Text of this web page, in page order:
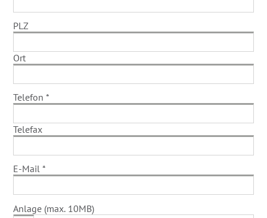
PLZ
Ort
Telefon *
Telefax
E-Mail *
Anlage (max. 10MB)